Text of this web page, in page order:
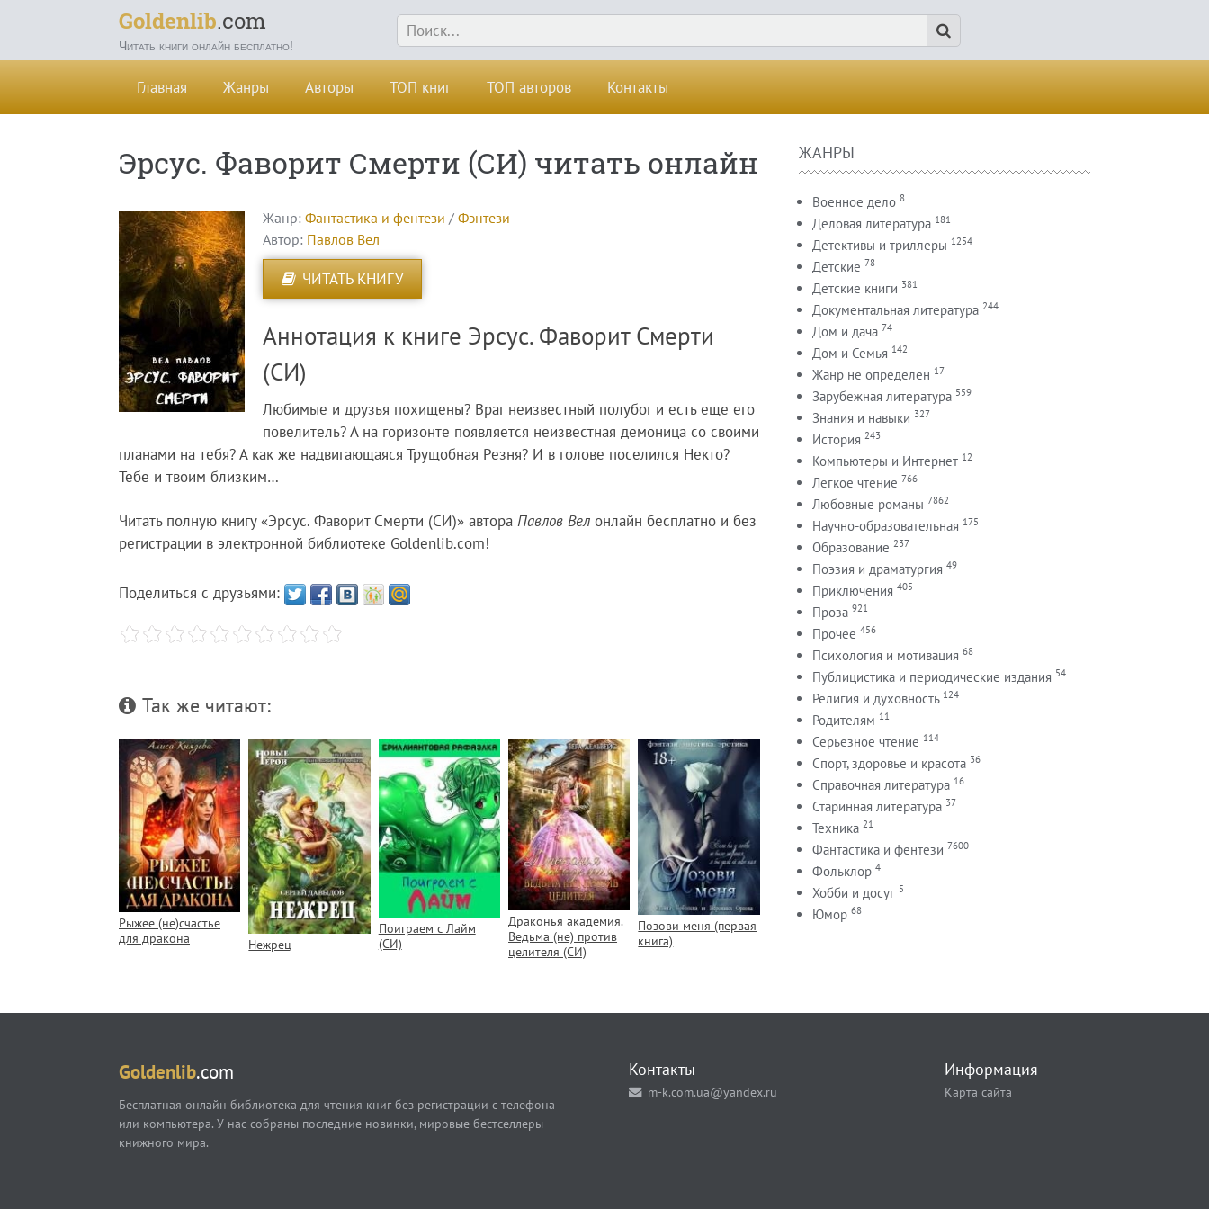
Goldenlib.com
Читать книги онлайн бесплатно!
Главная Жанры Авторы ТОП книг ТОП авторов Контакты
Эрсус. Фаворит Смерти (СИ) читать онлайн
Жанр: Фантастика и фентези / Фэнтези
Автор: Павлов Вел
ЧИТАТЬ КНИГУ
Аннотация к книге Эрсус. Фаворит Смерти
(СИ)
Любимые и друзья похищены? Враг неизвестный полубог и есть еще его
повелитель? А на горизонте появляется неизвестная демоница со своими
планами на тебя? А как же надвигающаяся Трущобная Резня? И в голове поселился Некто?
Тебе и твоим близким…
Читать полную книгу «Эрсус. Фаворит Смерти (СИ)» автора Павлов Вел онлайн бесплатно и без
регистрации в электронной библиотеке Goldenlib.com!
Поделиться с друзьями:
Так же читают:
Рыжее (не)счастье
для дракона
Нежрец
Поиграем с Лайм
(СИ)
Драконья академия.
Ведьма (не) против
целителя (СИ)
Позови меня (первая
книга)
ЖАНРЫ
Военное дело 8
Деловая литература 181
Детективы и триллеры 1254
Детские 78
Детские книги 381
Документальная литература 244
Дом и дача 74
Дом и Семья 142
Жанр не определен 17
Зарубежная литература 559
Знания и навыки 327
История 243
Компьютеры и Интернет 12
Легкое чтение 766
Любовные романы 7862
Научно-образовательная 175
Образование 237
Поэзия и драматургия 49
Приключения 405
Проза 921
Прочее 456
Психология и мотивация 68
Публицистика и периодические издания 54
Религия и духовность 124
Родителям 11
Серьезное чтение 114
Спорт, здоровье и красота 36
Справочная литература 16
Старинная литература 37
Техника 21
Фантастика и фентези 7600
Фольклор 4
Хобби и досуг 5
Юмор 68
Goldenlib.com
Бесплатная онлайн библиотека для чтения книг без регистрации с телефона
или компьютера. У нас собраны последние новинки, мировые бестселлеры
книжного мира.
Контакты
m-k.com.ua@yandex.ru
Информация
Карта сайта